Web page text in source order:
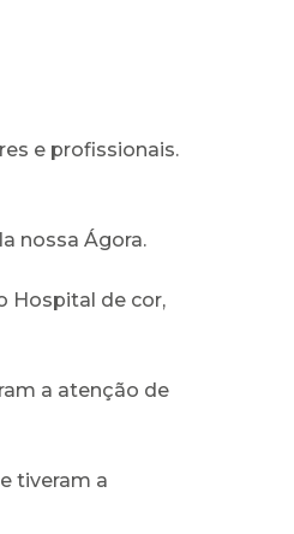
e profissionais.
nossa Ágora.
Hospital de cor,
a atenção de
tiveram a